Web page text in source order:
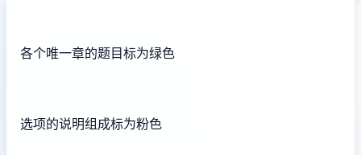
各个唯一章的题目标为绿色
选项的说明组成标为粉色